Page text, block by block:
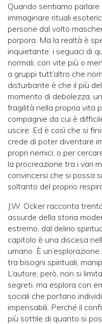
Quando sentiamo
immaginare rituali
persone dal volto
porpora. Ma la realtà è
inquietante: i seguaci di
normali, con vite più o
a gruppi tutt’altro che
disturbante è che il più
momento di debolezza,
fragilità nella propria vita
compagnie da cui è
uscire. Ed è così che si
crede di poter diventare
propri nemici; o per
la procreazione tra i vari
convincersi che si possa
soltanto del proprio
J.W. Ocker racconta
assurde della storia
estremo, dal delirio
capitolo è una discesa
umano. È
tra bisogni spirituali,
L’autore, però, non si
segreti, ma esplora con
sociali che portano
impensabili. Perché il
più sottile di quanto si